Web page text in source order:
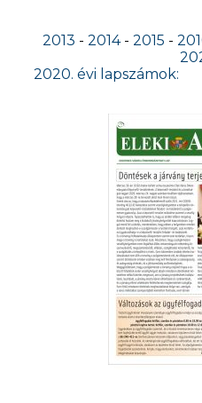
2013 - 2014- 2015 -
2020. évi lapszámok: